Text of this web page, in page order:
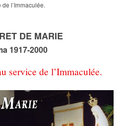
l’Immaculée.
DE MARIE
1917-2000
service de l’Immaculée.